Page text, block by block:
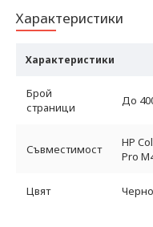
Характеристики
Характеристики
Брой
страници
До
Съвместимост
HP
Pro
Цвят Черно